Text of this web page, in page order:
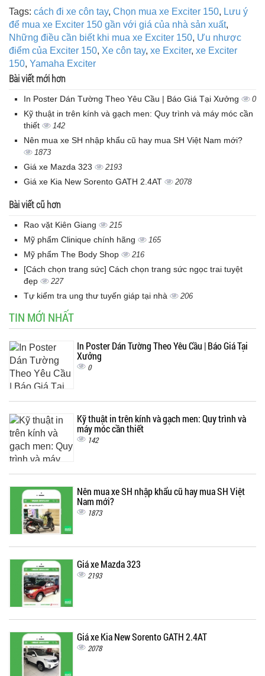
Tags: cách đi xe côn tay, Chọn mua xe Exciter 150, Lưu ý
để mua xe Exciter 150 gần với giá của nhà sản xuất,
Những điều cần biết khi mua xe Exciter 150, Ưu nhược
điểm của Exciter 150, Xe côn tay, xe Exciter, xe Exciter
150, Yamaha Exciter
Bài viết mới hơn
In Poster Dán Tường Theo Yêu Cầu | Báo Giá Tại Xưởng 0
Kỹ thuật in trên kính và gạch men: Quy trình và máy móc cần
thiết
142
Nên mua xe SH nhập khẩu cũ hay mua SH Việt Nam mới?
1873
Giá xe Mazda 323 2193
Giá xe Kia New Sorento GATH 2.4AT 2078
Bài viết cũ hơn
Rao vặt Kiên Giang 215
Mỹ phẩm Clinique chính hãng 165
Mỹ phẩm The Body Shop 216
[Cách chọn trang sức] Cách chọn trang sức ngọc trai tuyệt
đẹp
227
Tự kiểm tra ung thư tuyến giáp tại nhà 206
TIN MỚI NHẤT
In Poster Dán Tường Theo Yêu Cầu | Báo Giá Tại
Xưởng
0
Kỹ thuật in trên kính và gạch men: Quy trình và
máy móc cần thiết
142
Nên mua xe SH nhập khẩu cũ hay mua SH Việt
Nam mới?
1873
Giá xe Mazda 323
2193
Giá xe Kia New Sorento GATH 2.4AT
2078